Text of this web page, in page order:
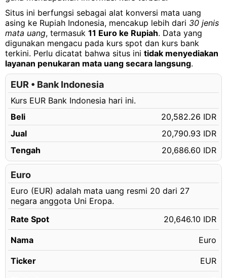
11.08 EUR
Rp228,758.79 IDR
11.09 EUR
Rp228,965.25 IDR
11.10 EUR
Rp229,171.71 IDR
11.11 EUR
Rp229,378.17 IDR
11.12 EUR
Rp229,584.63 IDR
11.13 EUR
11.14 EUR
Rp229,997.55 IDR
11.15 EUR
Rp230,204.02 IDR
11.16 EUR
Rp230,410.48 IDR
11.17 EUR
Rp230,616.94 IDR
11.18 EUR
11.19 EUR
Rp231,029.86 IDR
11.20 EUR
Rp231,236.32 IDR
11.21 EUR
Rp231,442.78 IDR
11.22 EUR
Rp231,649.24 IDR
11.23 EUR
Rp231,855.70 IDR
Situs ini berfungsi sebagai alat konversi mata uang
asing ke Rupiah Indonesia, mencakup lebih dari 30 jenis
mata uang, termasuk 11 Euro ke Rupiah. Data yang
digunakan mengacu pada kurs spot dan kurs bank
terkini. Perlu dicatat bahwa situs ini tidak menyediakan
layanan penukaran mata uang secara langsung.
EUR • Bank Indonesia
Kurs EUR Bank Indonesia hari ini.
Beli
20,582.26 IDR
Jual
20,790.93 IDR
Tengah
20,686.60 IDR
Euro
Euro (EUR) adalah mata uang resmi 20 dari 27
negara anggota Uni Eropa.
Rate Spot
20,646.10 IDR
Nama Euro
Ticker EUR